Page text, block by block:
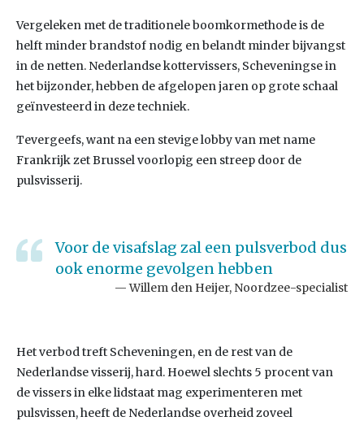
Vergeleken met de traditionele boomkormethode is de
helft minder brandstof nodig en belandt minder bijvangst
in de netten. Nederlandse kottervissers, Scheveningse in
het bijzonder, hebben de afgelopen jaren op grote schaal
geïnvesteerd in deze techniek.
Tevergeefs, want na een stevige lobby van met name
Frankrijk zet Brussel voorlopig een streep door de
pulsvisserij.
Voor de visafslag zal een pulsverbod dus
ook enorme gevolgen hebben
Willem den Heijer, Noordzee-specialist
Het verbod treft Scheveningen, en de rest van de
Nederlandse visserij, hard. Hoewel slechts 5 procent van
de vissers in elke lidstaat mag experimenteren met
pulsvissen, heeft de Nederlandse overheid zoveel